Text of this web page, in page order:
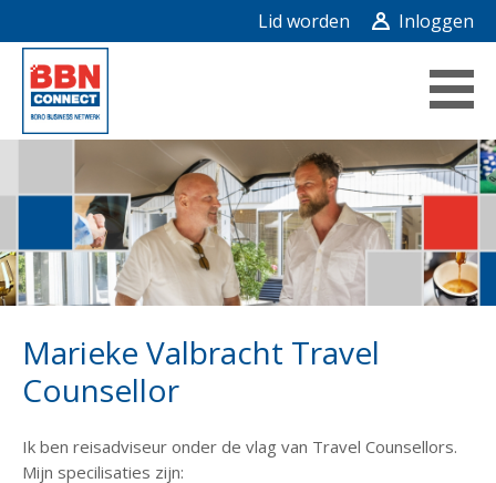
Lid worden Inloggen
Marieke Valbracht Travel
Counsellor
Ik ben reisadviseur onder de vlag van Travel Counsellors.
Mijn specilisaties zijn: